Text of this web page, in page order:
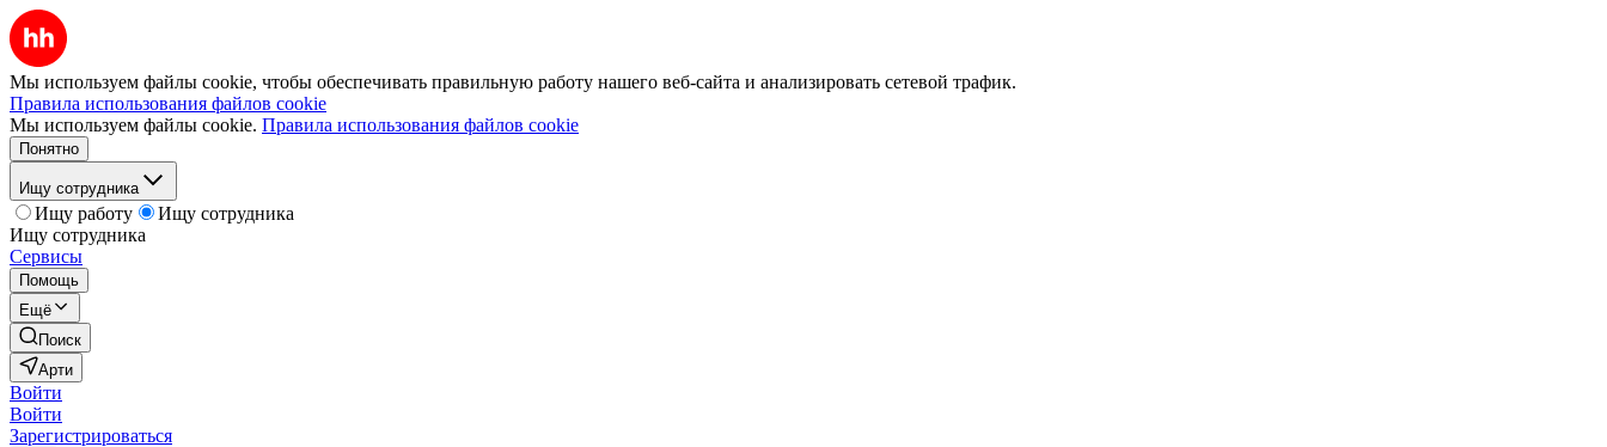
Мы используем файлы cookie, чтобы обеспечивать правильную работу нашего веб-сайта и анализировать сетевой трафик.
Правила использования файлов cookie
Мы используем файлы cookie. Правила использования файлов cookie
Понятно
Ищу сотрудника
Ищу работу
Ищу сотрудника
Ищу сотрудника
Сервисы
Помощь
Ещё
Поиск
Арти
Войти
Войти
Зарегистрироваться